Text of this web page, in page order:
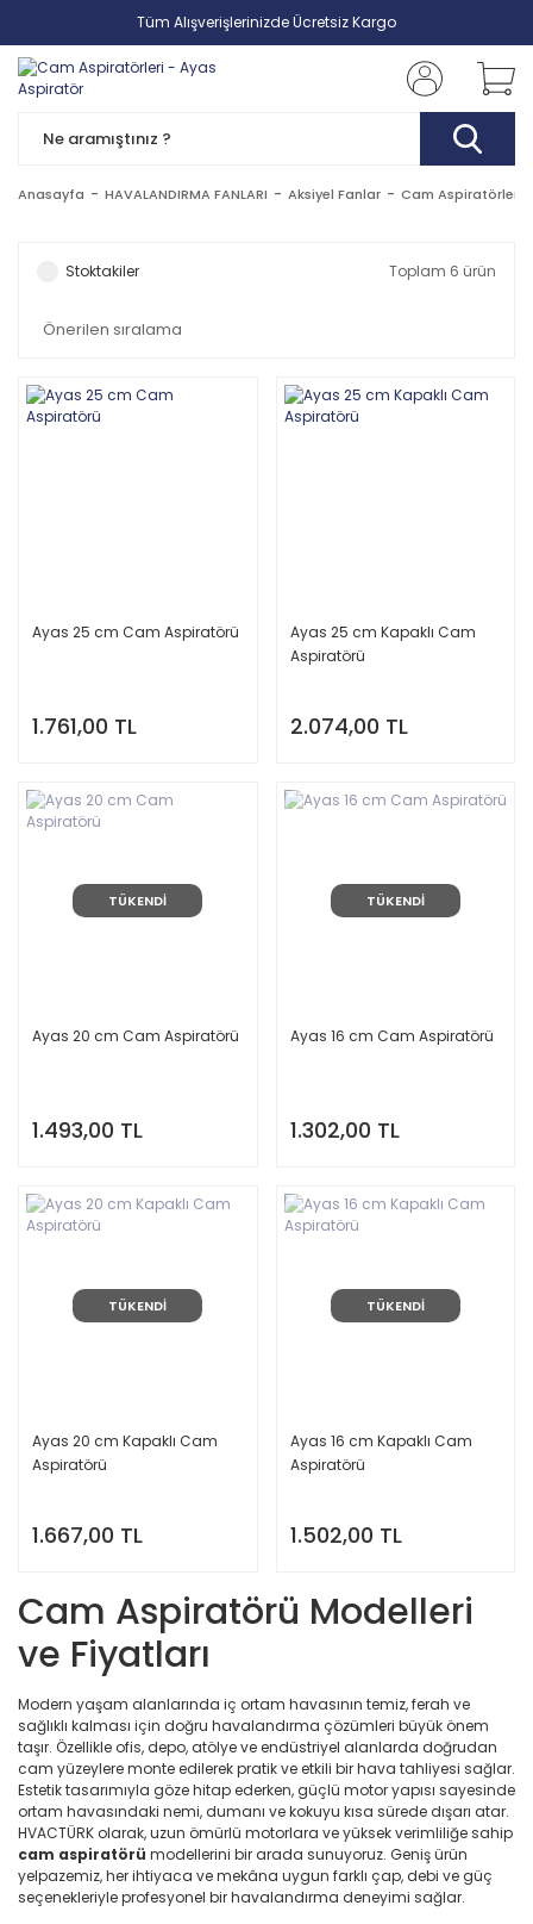
Tüm Alışverişlerinizde Ücretsiz Kargo
Anasayfa HAVALANDIRMA FANLARI Aksiyel Fanlar Cam Aspiratörleri
Stoktakiler Toplam 6 ürün
Ayas 25 cm Cam Aspiratörü
1.761,00 TL
Ayas 25 cm Kapaklı Cam
Aspiratörü
2.074,00 TL
TÜKENDİ
Ayas 20 cm Cam Aspiratörü
1.493,00 TL
TÜKENDİ
Ayas 16 cm Cam Aspiratörü
1.302,00 TL
TÜKENDİ
Ayas 20 cm Kapaklı Cam
Aspiratörü
1.667,00 TL
TÜKENDİ
Ayas 16 cm Kapaklı Cam
Aspiratörü
1.502,00 TL
Cam Aspiratörü Modelleri
ve Fiyatları
Modern yaşam alanlarında iç ortam havasının temiz, ferah ve
sağlıklı kalması için doğru havalandırma çözümleri büyük önem
taşır. Özellikle ofis, depo, atölye ve endüstriyel alanlarda doğrudan
cam yüzeylere monte edilerek pratik ve etkili bir hava tahliyesi sağlar.
Estetik tasarımıyla göze hitap ederken, güçlü motor yapısı sayesinde
ortam havasındaki nemi, dumanı ve kokuyu kısa sürede dışarı atar.
HVACTÜRK olarak, uzun ömürlü motorlara ve yüksek verimliliğe sahip
cam aspiratörü modellerini bir arada sunuyoruz. Geniş ürün
yelpazemiz, her ihtiyaca ve mekâna uygun farklı çap, debi ve güç
seçenekleriyle profesyonel bir havalandırma deneyimi sağlar.